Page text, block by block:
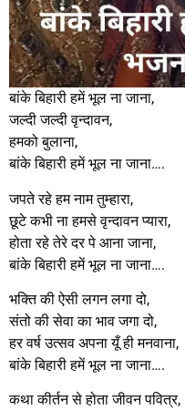
बांके बिहारी हमें भूल ना जाना,
जल्दी जल्दी वृन्दावन,
हमको बुलाना,
बांके बिहारी हमें भूल ना जाना….
जपते रहे हम नाम तुम्हारा,
छूटे कभी ना हमसे वृन्दावन प्यारा,
होता रहे तेरे दर पे आना जाना,
बांके बिहारी हमें भूल ना जाना….
भक्ति की ऐसी लगन लगा दो,
संतो की सेवा का भाव जगा दो,
हर वर्ष उत्सव अपना यूँ ही मनवाना,
बांके बिहारी हमें भूल ना जाना….
कथा कीर्तन से होता जीवन पवित्र,